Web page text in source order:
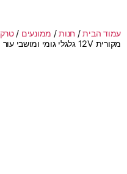
עמוד הבית/ חנות/ ממונעים /
מקורית 12V גלגלי גומי ומושבי עור 2 צבעים